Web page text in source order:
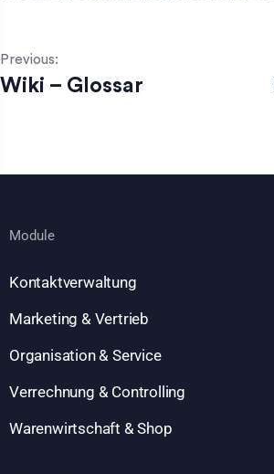
Previous:
Wiki – Glossar
Module
Kontaktverwaltung
Marketing & Vertrieb
Organisation & Service
Verrechnung & Controlling
Warenwirtschaft & Shop